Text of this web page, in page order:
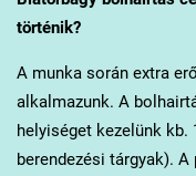
történik?
A munka során extra
alkalmazunk. A
helyiséget kezelünk
berendezési tárgyak).